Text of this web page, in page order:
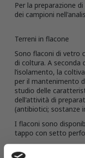
Per la preparazione
dei campioni
Terreni in flacone
Sono flaconi di vetro
di coltura. A seconda
l’isolamento, la
per il mantenimento
studio delle
dell'attività di
(antibiotici; sostanze
I flaconi sono
tappo con setto